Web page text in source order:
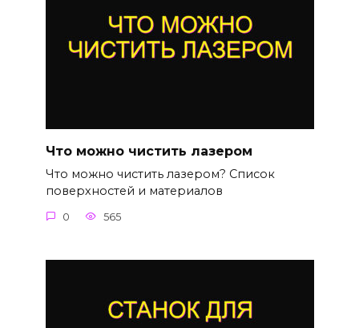
Что можно чистить лазером
Что можно чистить лазером? Список
поверхностей и материалов
0 565